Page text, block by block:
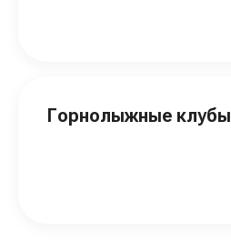
Горнолыжные клубы